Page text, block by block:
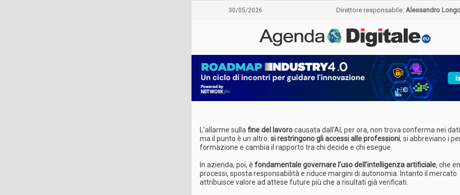
30/05/2026 Direttore responsabile: Alessandro
L’allarme sulla fine del lavorocausata dall’AI, per ora, non trova conferma nei
ma il punto è un altro: si restringono gli accessi alle professioni, si abbreviano i
formazione e cambia il rapporto tra chi decide e chi esegue.
In azienda, poi, è fondamentale governare l’uso dell’intelligenza artificiale, che
processi, sposta responsabilità e riduce margini di autonomia. Intanto il mercato
attribuisce valore ad attese future più che a risultati già verificati.